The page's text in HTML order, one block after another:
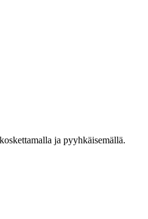
ja pyyhkäisemällä.